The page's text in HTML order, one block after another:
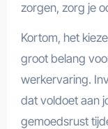
zorgen, zorg je
Kortom, het
groot belang
werkervaring.
dat voldoet aan
gemoedsrust